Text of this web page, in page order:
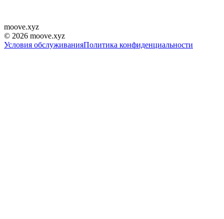
moove.xyz
© 2026 moove.xyz
Условия обслуживанияПолитика конфиденциальности